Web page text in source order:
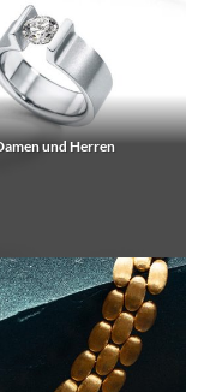
und Herren